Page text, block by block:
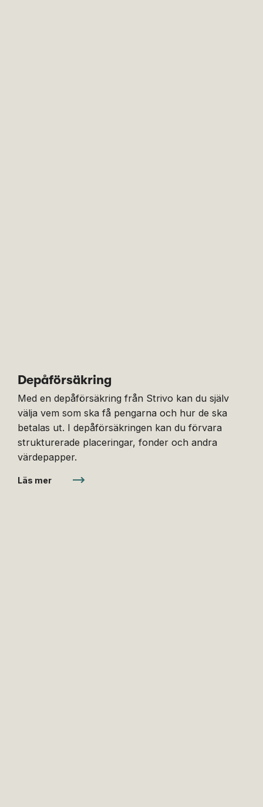
Depåförsäkring
Med en depåförsäkring från Strivo kan du själv
välja vem som ska få pengarna och hur de ska
betalas ut. I depåförsäkringen kan du förvara
strukturerade placeringar, fonder och andra
värdepapper.
Läs mer